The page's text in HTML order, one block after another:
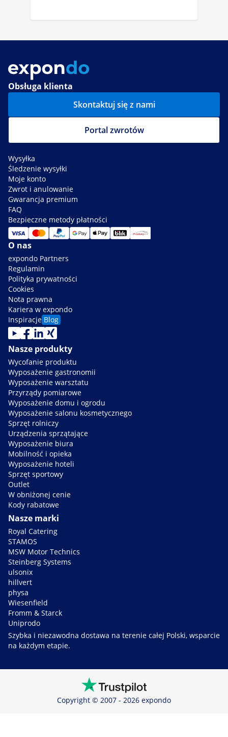
Obsługa klienta
Skontaktuj się z nami
Portal zwrotów
Wysyłka
Śledzenie wysyłki
Moje konto
Zwrot i anulowanie
Gwarancja premium
FAQ
Bezpieczne metody płatności
O nas
expondo Partners
Regulamin
Polityka prywatności
Cookies
Nota prawna
Kariera w expondo
Inspiracje Blog
Nasze produkty
Wycofanie produktu
Wyposażenie gastronomii
Wyposażenie warsztatu
Przyrządy pomiarowe
Wyposażenie domu i ogrodu
Wyposażenie salonu kosmetycznego
Sprzęt rolniczy
Urządzenia sprzątające
Wyposażenie biura
Mobilność i opieka
Wyposażenie hoteli
Sprzęt sportowy
Outlet
W obniżonej cenie
Kody rabatowe
Nasze marki
Royal Catering
STAMOS
MSW Motor Technics
Steinberg Systems
ulsonix
hillvert
physa
Wiesenfield
Fromm & Starck
Uniprodo
Szybka i niezawodna dostawa na terenie całej Polski, wsparcie
na każdym etapie.
Copyright © 2007 - 2026 expondo